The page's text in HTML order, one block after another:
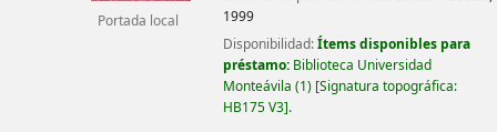
Portada local
1999
Disponibilidad:Ítems disponibles para
préstamo: Biblioteca Universidad
Monteávila (1) Signatura topográfica:
HB175 V3 .